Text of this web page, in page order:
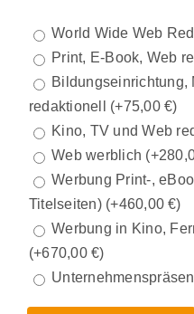
World Wide Web
Print, E-Book, Web
Bildungseinrichtung,
redaktionell (+75,00 €)
Kino, TV und Web
Web werblich (+
Werbung Print-,
Titelseiten) (+460,00€)
Werbung in Kino,
(+670,00€)